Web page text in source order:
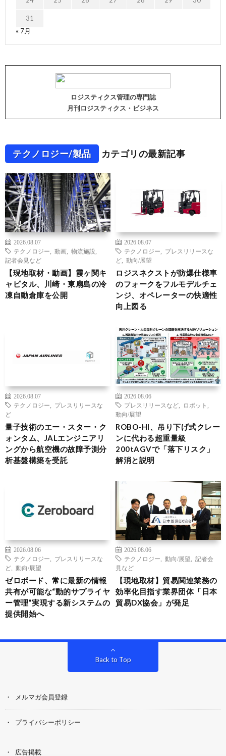
31
« 7月
ロジスティクス管理の専門誌
月刊ロジスティクス・ビジネス
テクノロジー/製品 カテゴリの最新記事
2026.08.07
テクノロジー
動画 物流施設
記者会見など
【現地取材・動画】霞ヶ関キ
ャピタル、川崎・東扇島の冷
凍自動倉庫を公開
2026.08.07
テクノロジー
プレスリリースな
ど
動向/展望
ロジスネクストが防爆仕様車
のフォークをフルモデルチェ
ンジ、オペレーターの快適性
向上図る
2026.08.07
テクノロジー
プレスリリースな
ど
量子技術のエー・スター・ク
ォンタム、JALエンジニアリ
ングから航空機の故障予測分
析基盤構築を受託
2026.08.06
プレスリリースなど
ロボット
動向/展望
ROBO-HI、吊り下げ式クレー
ンに代わる超重量級
200tAGVで「落下リスク」
解消と説明
2026.08.06
テクノロジー
プレスリリースな
ど
動向/展望
ゼロボード、常に最新の情報
共有が可能な“動的サプライヤ
ー管理”実現する新システムの
提供開始へ
2026.08.06
テクノロジー
動向/展望
記者会
見など
【現地取材】貿易関連業務の
効率化目指す業界団体「日本
貿易DX協会」が発足
Back to Top
メルマガ会員登録
プライバシーポリシー
広告掲載